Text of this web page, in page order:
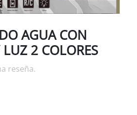
AGUA CON
2 COLORES
reseña.